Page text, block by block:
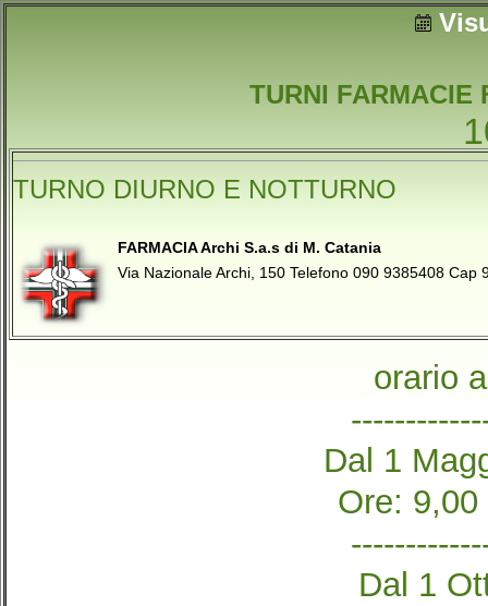
TURNI FARMACIE
TURNO DIURNO E NOTTURNO
FARMACIA Archi S.a.s di M. Catania
Via Nazionale Archi, 150 Telefono 090 9385408 Cap
orario
Dal 1
Ore:
Dal 1